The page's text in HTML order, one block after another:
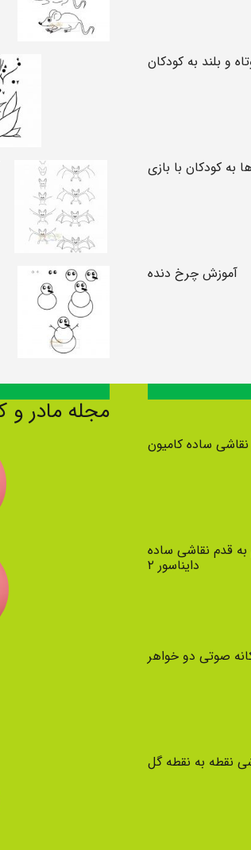
و بلند به کودکان
به کودکان با بازی
آموزش چرخ دنده
ساده کامیون
قدم نقاشی ساده
دایناسور ۲
صوتی دو خواهر
نقطه به نقطه گل
مجله مادر